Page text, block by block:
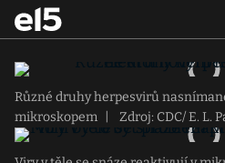
Různé druhy herpesvirů
mikroskopem
Zdroj: CDC/ E. L.